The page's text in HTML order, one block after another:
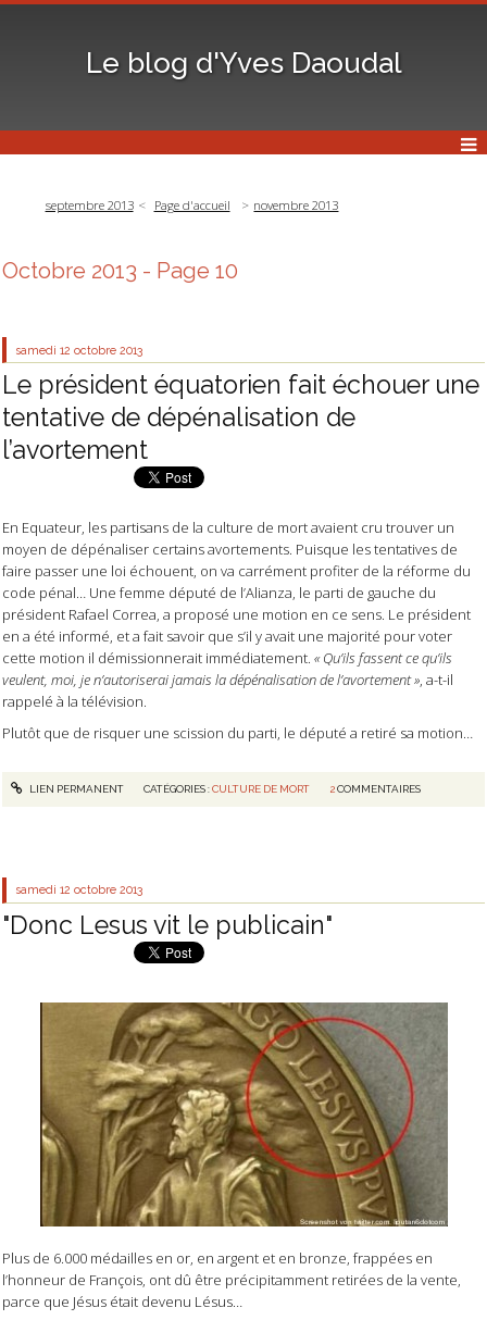
Le blog d'Yves Daoudal
septembre 2013 Page d'accueil novembre 2013
Octobre 2013 - Page 10
samedi 12 octobre 2013
Le président équatorien fait échouer une
tentative de dépénalisation de
l’avortement
En Equateur, les partisans de la culture de mort avaient cru trouver un
moyen de dépénaliser certains avortements. Puisque les tentatives de
faire passer une loi échouent, on va carrément profiter de la réforme du
code pénal… Une femme député de l’Alianza, le parti de gauche du
président Rafael Correa, a proposé une motion en ce sens. Le président
en a été informé, et a fait savoir que s’il y avait une majorité pour voter
cette motion il démissionnerait immédiatement. « Qu’ils fassent ce qu’ils
veulent, moi, je n’autoriserai jamais la dépénalisation de l’avortement », a-t-il
rappelé à la télévision.
Plutôt que de risquer une scission du parti, le député a retiré sa motion…
LIEN PERMANENT CATÉGORIES :CULTURE DE MORT 2COMMENTAIRES
samedi 12 octobre 2013
"Donc Lesus vit le publicain"
Plus de 6.000 médailles en or, en argent et en bronze, frappées en
l’honneur de François, ont dû être précipitamment retirées de la vente,
parce que Jésus était devenu Lésus…